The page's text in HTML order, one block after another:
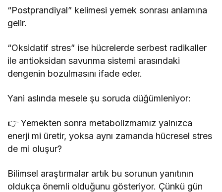
“Postprandiyal” kelimesi yemek sonrası anlamına
gelir.
“Oksidatif stres” ise hücrelerde serbest radikaller
ile antioksidan savunma sistemi arasındaki
dengenin bozulmasını ifade eder.
Yani aslında mesele şu soruda düğümleniyor:
👉 Yemekten sonra metabolizmamız yalnızca
enerji mi üretir, yoksa aynı zamanda hücresel stres
de mi oluşur?
Bilimsel araştırmalar artık bu sorunun yanıtının
oldukça önemli olduğunu gösteriyor. Çünkü gün